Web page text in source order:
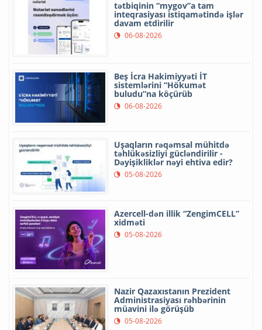
tətbiqinin “mygov”a tam
inteqrasiyası istiqamətində işlər
davam etdirilir
06-08-2026
Beş İcra Hakimiyyəti İT
sistemlərini “Hökumət
buludu”na köçürüb
06-08-2026
Uşaqların rəqəmsal mühitdə
təhlükəsizliyi gücləndirilir -
Dəyişikliklər nəyi ehtiva edir?
05-08-2026
Azercell-dən illik “ZengimCELL”
xidməti
05-08-2026
Nazir Qazaxıstanın Prezident
Administrasiyası rəhbərinin
müavini ilə görüşüb
05-08-2026